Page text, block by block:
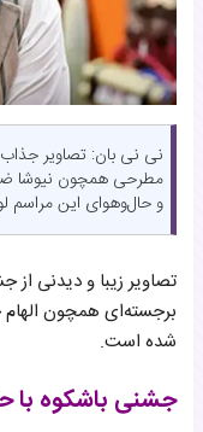
نی نی بان: تصاویر
مطرحی همچون نیوشا
و حال‌وهوای این مراسم
تصاویر زیبا و دیدنی
برجسته‌ای همچون الهام
شده است.
جشنی باشکوه با